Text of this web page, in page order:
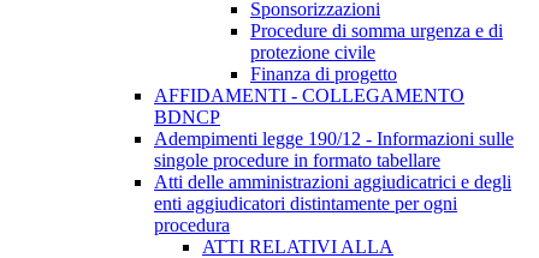
Sponsorizzazioni
Procedure di somma urgenza e di
protezione civile
Finanza di progetto
AFFIDAMENTI - COLLEGAMENTO
BDNCP
Adempimenti legge 190/12 - Informazioni sulle
singole procedure in formato tabellare
Atti delle amministrazioni aggiudicatrici e degli
enti aggiudicatori distintamente per ogni
procedura
ATTI RELATIVI ALLA